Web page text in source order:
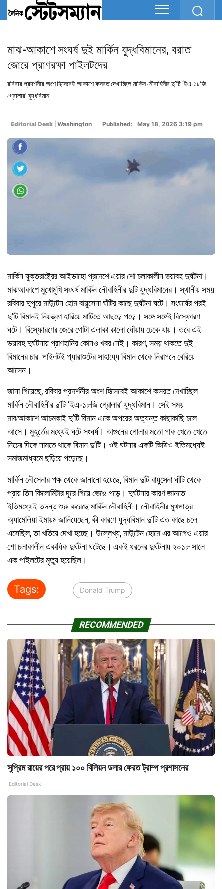
মাঝ-আকাশে সংঘর্ষ দুই মার্কিন যুদ্ধবিমানের, বরাত
জোরে প্রাণরক্ষা পাইলটদের
রবিবার প্রদর্শনীর অংশ হিসেবেই আকাশে কসরত দেখাচ্ছিল মার্কিন নৌবাহিনীর দু’টি ‘ইএ-১৮জি
গ্রোলার’ যুদ্ধবিমান
Editorial Desk Washington Published: May 18, 2026 3:19 pm
মার্কিন যুক্তরাষ্ট্রের আইডাহো প্রদেশে এয়ার শো চলাকালীন ভয়াবহ দুর্ঘটনা।
মাঝআকাশে মুখোমুখি সংঘর্ষ মার্কিন নৌবাহিনীর দুটি যুদ্ধবিমানের। স্থানীয় সময়
রবিবার দুপুরে মাউন্টেন হোম বায়ুসেনা ঘাঁটির কাছে দুর্ঘটনা ঘটে। সংঘর্ষের পরই
দু’টি বিমানই নিয়ন্ত্রণ হারিয়ে মাটিতে আছড়ে পড়ে। সঙ্গে সঙ্গেই বিস্ফোরণ
ঘটে। বিস্ফোরণের জেরে গোটা এলাকা কালো ধোঁয়ায় ঢেকে যায়। তবে এই
ভয়াবহ দুর্ঘটনায় প্রাণহানির কোনও খবর নেই। কারণ, সময় থাকতে দুই
বিমানের চার পাইলটই প্যারাশুটের সাহায্যে বিমান থেকে নিরাপদে বেরিয়ে
আসেন।
জানা গিয়েছে, রবিবার প্রদর্শনীর অংশ হিসেবেই আকাশে কসরত দেখাচ্ছিল
মার্কিন নৌবাহিনীর দু’টি ‘ইএ-১৮জি গ্রোলার’ যুদ্ধবিমান। সেই সময়
মাঝআকাশে আচমকাই দু’টি বিমান একে অপরের অত্যন্ত কাছাকাছি চলে
আসে। মুহূর্তের মধ্যেই ঘটে সংঘর্ষ। আগুনের গোলার মতো পাক খেতে খেতে
নিচের দিকে নামতে থাকে বিমান দু’টি। ওই ঘটনার একটি ভিডিও ইতিমধ্যেই
সমাজমাধ্যমে ছড়িয়ে পড়েছে।
মার্কিন নৌসেনার পক্ষ থেকে জানানো হয়েছে, বিমান দুটি বায়ুসেনা ঘাঁটি থেকে
প্রায় তিন কিলোমিটার দূরে গিয়ে ভেঙে পড়ে। দুর্ঘটনার কারণ জানতে
ইতিমধ্যেই তদন্ত শুরু করেছে মার্কিন নৌবাহিনী। নৌবাহিনীর মুখপাত্র
অ্যামেলিয়া ইমায়ম জানিয়েছেন, কী কারণে যুদ্ধবিমান দু’টি এত কাছে চলে
এসেছিল, তা খতিয়ে দেখা হচ্ছে। উল্লেখ্য, মাউন্টেন হোমে এর আগেও এয়ার
শো চলাকালীন একাধিক দুর্ঘটনা ঘটেছে। একই ধরনের দুর্ঘটনায় ২০১৮ সালে
এক পাইলটের মৃত্যু হয়েছিল।
Tags: Donald Trump
RECOMMENDED
সুপ্রিম রায়ের পরে প্রায় ১০০ বিলিয়ন ডলার ফেরত ট্রাম্প প্রশাসনের
Editorial Desk